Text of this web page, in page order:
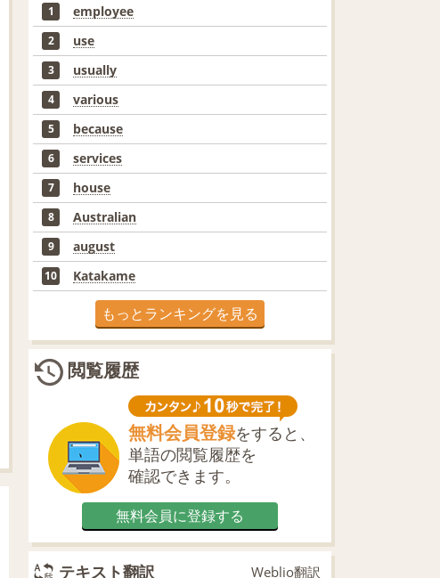
1 employee
2 use
3 usually
4 various
5 because
6 services
7 house
8 Australian
9 august
10 Katakame
もっとランキングを見る
閲覧履歴
無料会員登録をすると、
単語の閲覧履歴を
確認できます。
無料会員に登録する
テキスト翻訳 Weblio翻訳